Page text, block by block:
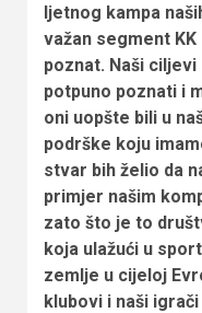
ljetnog kampa
važan segment
poznat. Naši
potpuno poznati i
oni uopšte bili u
podrške koju
stvar bih želio da
primjer našim
zato što je to
koja ulažući u
zemlje u cijeloj
klubovi i naši